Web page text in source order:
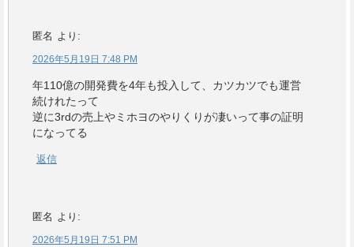
匿名 より:
2026年5月19日 7:48 PM
年110億の開発費を4年も投入して、カツカツでも運営
続けれたって
逆に3rdの売上やミホヨのやりくりが凄いって事の証明
になってる
返信
匿名 より:
2026年5月19日 7:51 PM